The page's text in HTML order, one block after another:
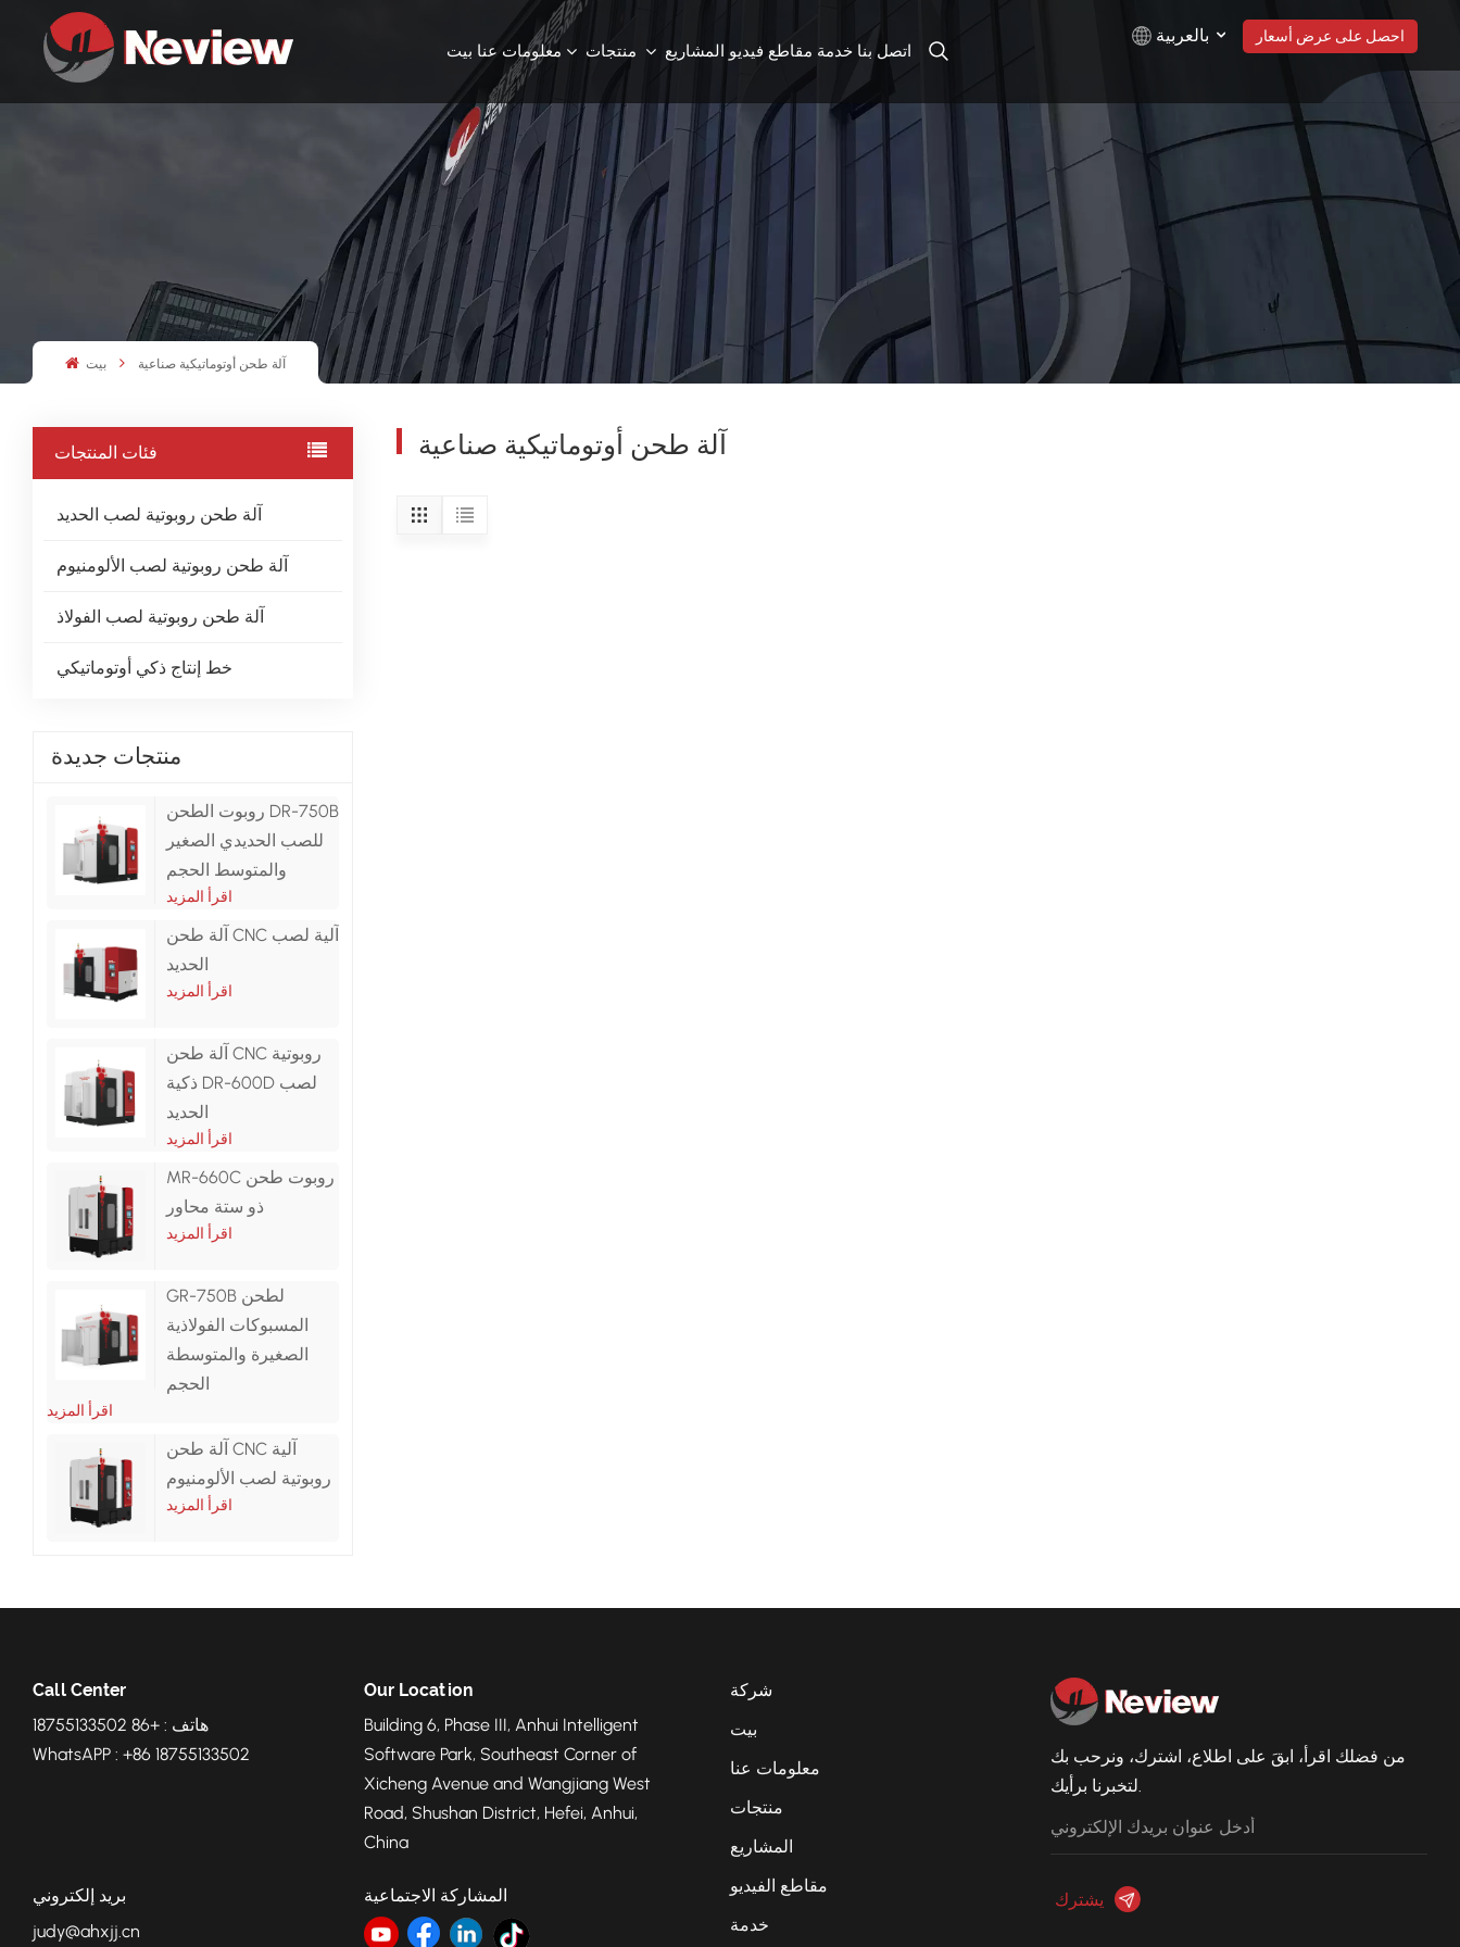
بيت معلومات عنا المشاريع مقاطع فيديو خدمة اتصل بنا
بالعربية
English
Русский
Español
Türkçe
بالعربية
احصل على عرض أسعار
بيت آلة طحن أوتوماتيكية صناعية
فئات المنتجات
آلة طحن روبوتية لصب الحديد
آلة طحن روبوتية لصب الألومنيوم
آلة طحن روبوتية لصب الفولاذ
خط إنتاج ذكي أوتوماتيكي
منتجات جديدة
روبوت الطحن DR-750B
للصب الحديدي الصغير
والمتوسط ​​الحجم
اقرأ المزيد
آلة طحن CNC آلية لصب
الحديد
اقرأ المزيد
آلة طحن CNC روبوتية
ذكية DR-600D لصب
الحديد
اقرأ المزيد
MR-660C روبوت طحن
ذو ستة محاور
اقرأ المزيد
GR-750B لطحن
المسبوكات الفولاذية
الصغيرة والمتوسطة
الحجم
اقرأ المزيد
آلة طحن CNC آلية
روبوتية لصب الألومنيوم
اقرأ المزيد
آلة طحن أوتوماتيكية صناعية
من فضلك اقرأ، ابقَ على اطلاع، اشترك، ونرحب بك
لتخبرنا برأيك.
Call Center
هاتف : +86 18755133502
WhatsAPP : +86 18755133502
Our Location
Building 6, Phase III, Anhui Intelligent
Software Park, Southeast Corner of
Xicheng Avenue and Wangjiang West
Road, Shushan District, Hefei, Anhui,
China
بريد إلكتروني
judy@ahxjj.cn
المشاركة الاجتماعية
شركة
بيت
معلومات عنا
منتجات
المشاريع
مقاطع الفيديو
خدمة